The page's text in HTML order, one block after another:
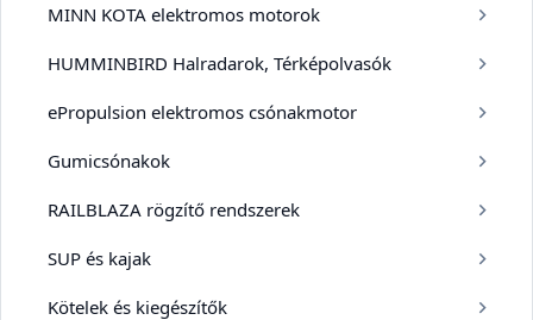
MINN KOTA elektromos motorok
HUMMINBIRD Halradarok, Térképolvasók
ePropulsion elektromos csónakmotor
Gumicsónakok
RAILBLAZA rögzítő rendszerek
SUP és kajak
Kötelek és kiegészítők